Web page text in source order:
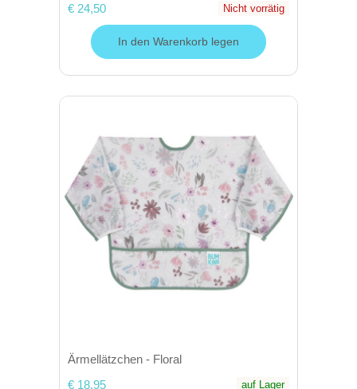
€ 24,50 Nicht vorrätig
In den Warenkorb legen
Ärmellätzchen - Floral
€ 18,95
auf Lager